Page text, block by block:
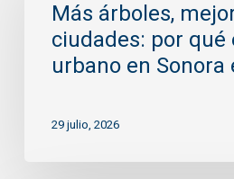
ciudades:
urbano
Más árboles,
ciudades: por qué
urbano en Sonora
29 julio, 2026